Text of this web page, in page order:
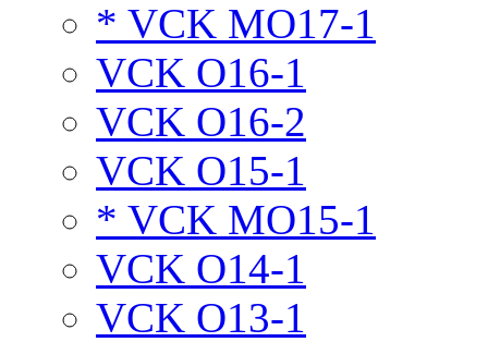
* VCK MO17-1
VCK O16-1
VCK O16-2
VCK O15-1
* VCK MO15-1
VCK O14-1
VCK O13-1